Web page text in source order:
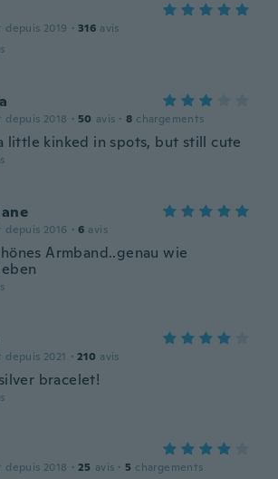
depuis 2019 · 316 avis
depuis 2018 · 50 avis · 8 chargements
little kinked in spots, but still cute
depuis 2016 · 6 avis
Armband..genau wie
depuis 2021 · 210 avis
bracelet!
depuis 2018 · 25 avis · 5 chargements